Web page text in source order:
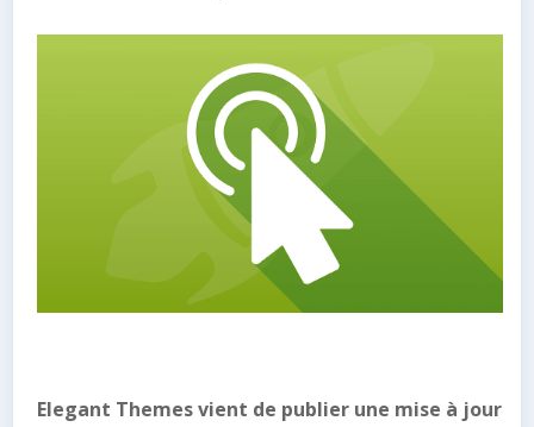
Elegant Themes vient de publier une mise à jour